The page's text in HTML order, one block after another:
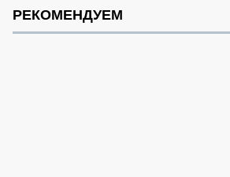
РЕКОМЕНДУЕМ